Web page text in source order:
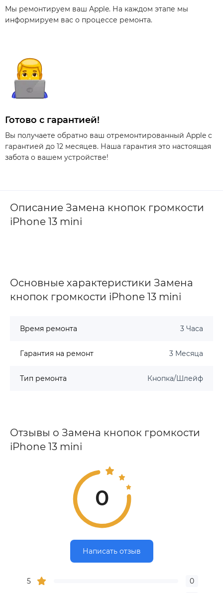
Мы ремонтируем ваш Apple. На каждом этапе мы
информируем вас о процессе ремонта.
Готово с гарантией!
Вы получаете обратно ваш отремонтированный Apple с
гарантией до 12 месяцев. Наша гарантия это настоящая
забота о вашем устройстве!
Описание Замена кнопок громкости
iPhone 13 mini
Основные характеристики Замена
кнопок громкости iPhone 13 mini
Время ремонта 3 Часа
Гарантия на ремонт 3 Месяца
Тип ремонта Кнопка/Шлейф
Отзывы о Замена кнопок громкости
iPhone 13 mini
0
Написать отзыв
5
0